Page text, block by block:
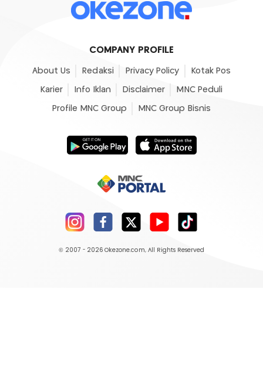
COMPANY PROFILE
About Us Redaksi Privacy Policy Kotak Pos
Karier Info Iklan Disclaimer MNC Peduli
Profile MNC Group MNC Group Bisnis
© 2007 - 2026 Okezone.com, All Rights Reserved